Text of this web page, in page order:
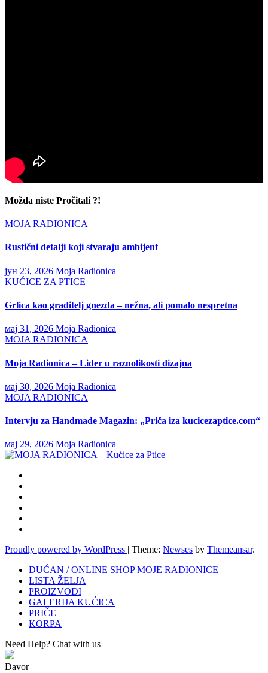
Možda niste Pročitali ?!
MOJA RADIONICA
Rustični detalji koji stvaraju ambijent
јун 23, 2026 Moja Radionica
KUĆICE ZA PTICE
Grlica kao graditelj gnezda – nežna, ali pomalo nespretna
мај 31, 2026 Moja Radionica
MOJA RADIONICA
Moja Radionica – Lider u raznolikosti dizajna
мај 30, 2026 Moja Radionica
MOJA RADIONICA
Intervju za Handmade Magazin: „Priča iza kucicezaptice.com“
мај 29, 2026 Moja Radionica
Proudly powered by WordPress | Theme: Newses by Themeansar.
DUĆAN / ONLINE SHOP MOJE RADIONICE
LISTA ŽELJA
PROIZVODI
GALERIJA KUĆICA
PRIČE
KORPA
Need Help? Chat with us
Davor